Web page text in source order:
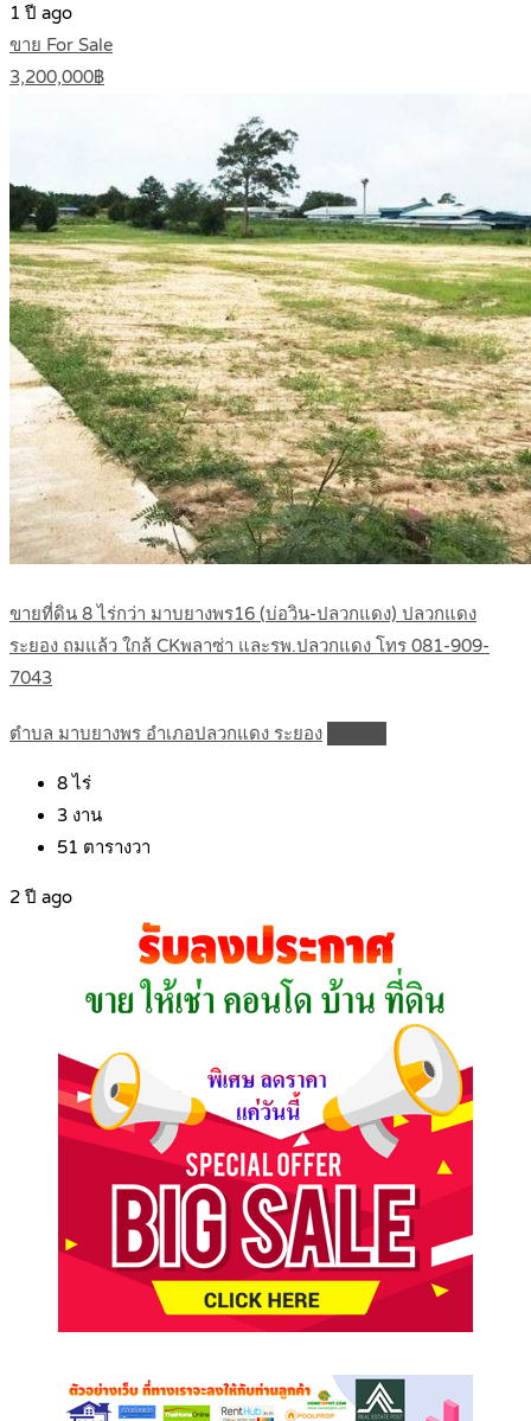
1 ปี ago
ขาย For Sale
3,200,000฿
ขายที่ดิน 8 ไร่กว่า มาบยางพร16 (บ่อวิน-ปลวกแดง) ปลวกแดง
ระยอง ถมแล้ว ใกล้ CKพลาซ่า และรพ.ปลวกแดง โทร 081-909-
7043
ตำบล มาบยางพร อำเภอปลวกแดง ระยอง
8ไร่
3 งาน
51 ตารางวา
2 ปี ago